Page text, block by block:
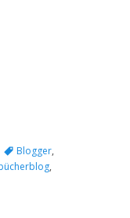
TagsBlogger,
,